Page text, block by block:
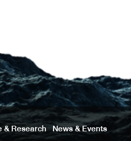
& Research News & Events